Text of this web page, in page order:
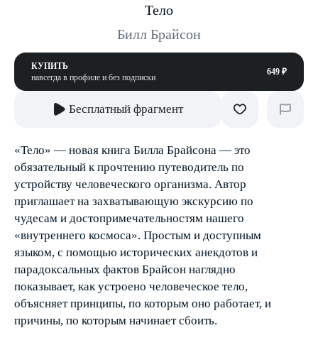
Тело
Билл Брайсон
КУПИТЬ
навсегда в профиле и без подписки
649 ₽
Бесплатный фрагмент
«Тело» — новая книга Билла Брайсона — это
обязательный к прочтению путеводитель по
устройству человеческого организма. Автор
приглашает на захватывающую экскурсию по
чудесам и достопримечательностям нашего
«внутреннего космоса». Простым и доступным
языком, с помощью исторических анекдотов и
парадоксальных фактов Брайсон наглядно
показывает, как устроено человеческое тело,
объясняет принципы, по которым оно работает, и
причины, по которым начинает сбоить.